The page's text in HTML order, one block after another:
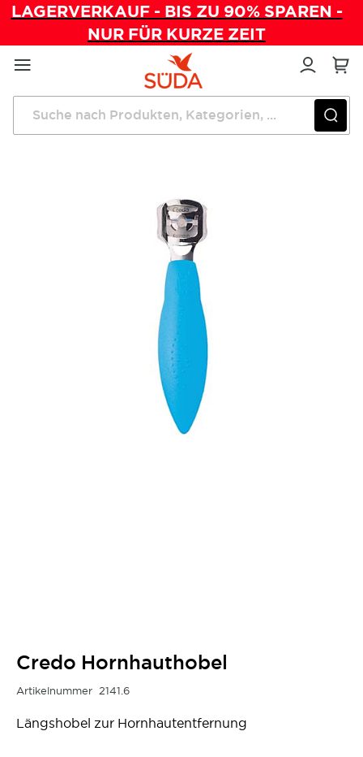
LAGERVERKAUF - BIS ZU 90% SPAREN -
NUR FÜR KURZE ZEIT
Direkt
zum
Inhalt
Startseite Instrumente Credo Hornhauthobel
Credo Hornhauthobel
Artikelnummer 2141.6
Längshobel zur Hornhautentfernung